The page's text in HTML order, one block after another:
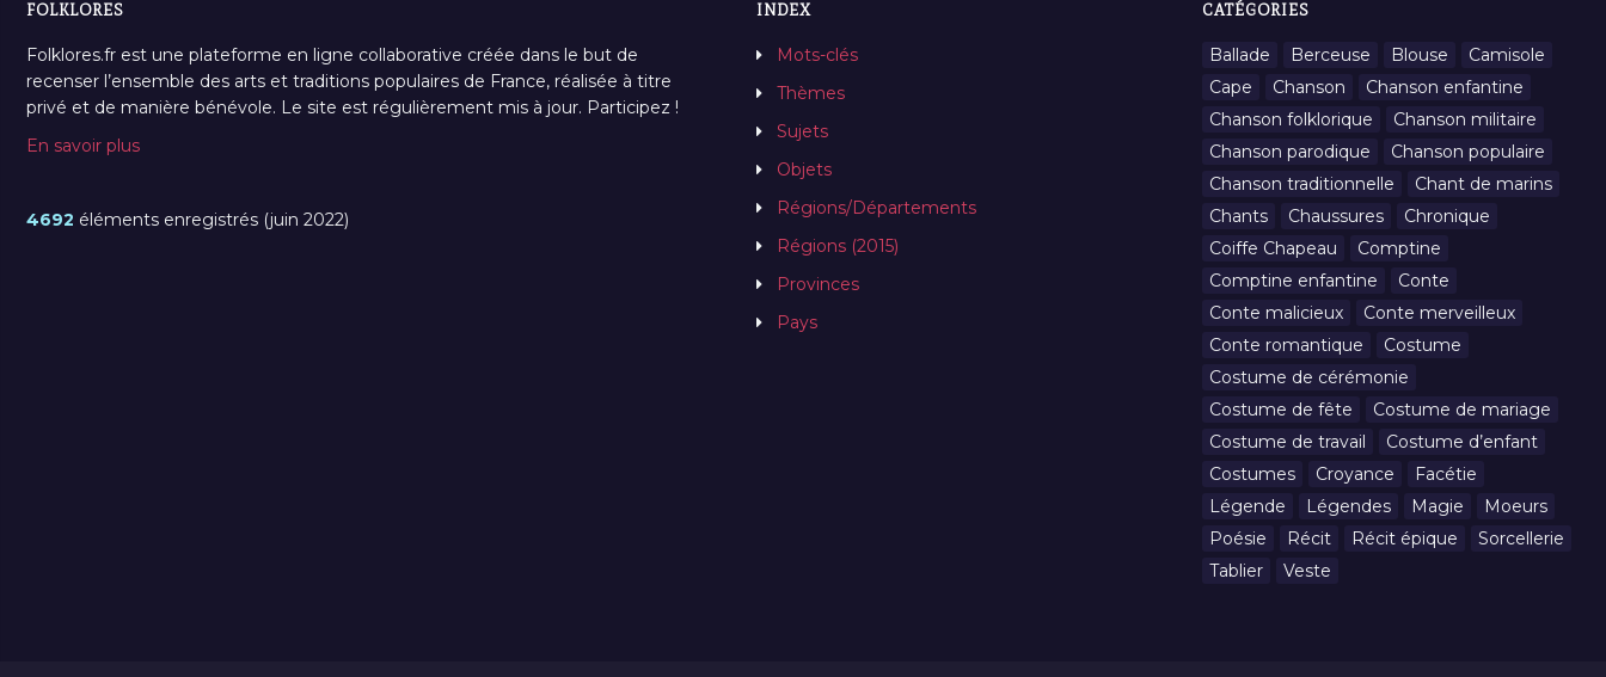
FOLKLORES
Folklores.fr est une plateforme en ligne collaborative créée dans le but de
recenser l’ensemble des arts et traditions populaires de France, réalisée à titre
privé et de manière bénévole. Le site est régulièrement mis à jour. Participez !
En savoir plus
4692 éléments enregistrés (juin 2022)
INDEX
Mots-clés
Thèmes
Sujets
Objets
Régions/Départements
Régions (2015)
Provinces
Pays
CATÉGORIES
Ballade Berceuse Blouse
Camisole
Cape
Chanson
Chanson enfantine
Chanson folklorique
Chanson militaire
Chanson parodique
Chanson populaire
Chanson traditionnelle
Chant de marins
Chants
Chaussures
Chronique
Coiffe Chapeau
Comptine
Comptine enfantine
Conte
Conte malicieux
Conte merveilleux
Conte romantique
Costume
Costume de cérémonie
Costume de fête
Costume de mariage
Costume de travail
Costume d’enfant
Costumes
Croyance
Facétie
Légende
Légendes Magie
Moeurs
Poésie
Récit Récit épique
Sorcellerie
Tablier
Veste